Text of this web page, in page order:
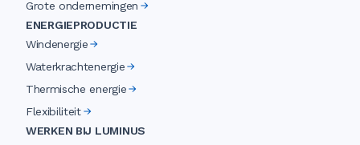
Grote ondernemingen
ENERGIEPRODUCTIE
Windenergie
Waterkrachtenergie
Thermische energie
Flexibiliteit
WERKEN BIJ LUMINUS